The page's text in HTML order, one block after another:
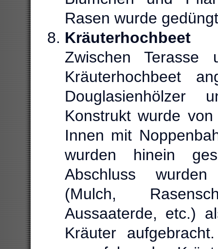
Rasen wurde
Kräuterhochbeet
Zwischen Terasse
Kräuterhochbeet
Douglasienhölzer
Konstrukt wurde
Innen mit
wurden hinein
Abschluss wurden
(Mulch,
Aussaaterde, etc.)
Kräuter